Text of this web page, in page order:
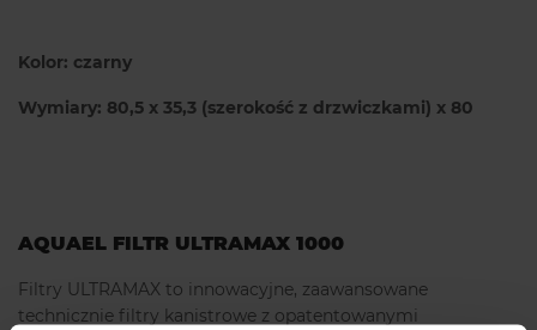
Kolor: czarny
Wymiary: 80,5 x 35,3 (szerokość z drzwiczkami) x 80
AQUAEL FILTR ULTRAMAX 1000
Filtry ULTRAMAX to innowacyjne, zaawansowane
technicznie filtry kanistrowe z opatentowanymi